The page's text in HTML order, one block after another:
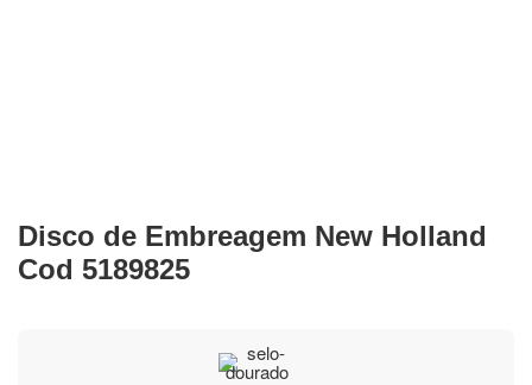
Disco de Embreagem New Holland
Cod 5189825